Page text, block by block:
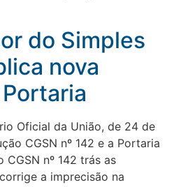
do Simples
nova
Oficial da União, de 24 de
CGSN nº 142 e a Portaria
CGSN nº 142 trás as
a imprecisão na